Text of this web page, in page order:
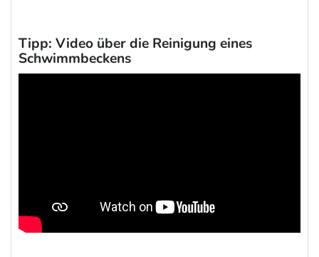
Tipp: Video über die Reinigung eines
Schwimmbeckens